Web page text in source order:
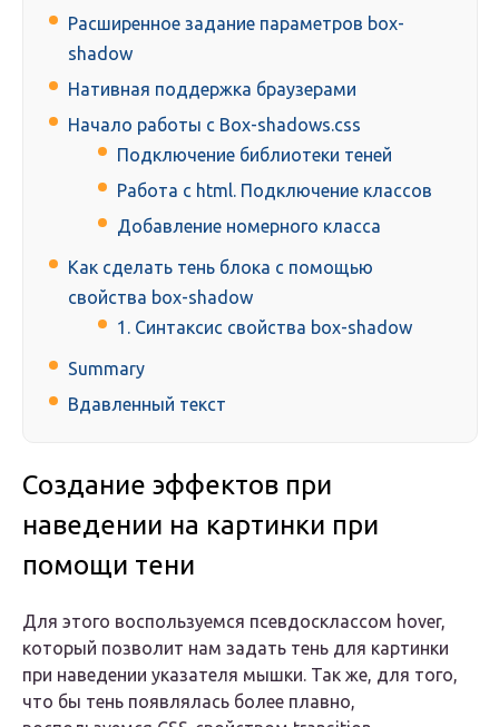
Расширенное задание параметров box-
shadow
Нативная поддержка браузерами
Начало работы с Box-shadows.css
Подключение библиотеки теней
Работа с html. Подключение классов
Добавление номерного класса
Как сделать тень блока с помощью
свойства box-shadow
1. Синтаксис свойства box-shadow
Summary
Вдавленный текст
Создание эффектов при
наведении на картинки при
помощи тени
Для этого воспользуемся псевдосклассом hover,
который позволит нам задать тень для картинки
при наведении указателя мышки. Так же, для того,
что бы тень появлялась более плавно,